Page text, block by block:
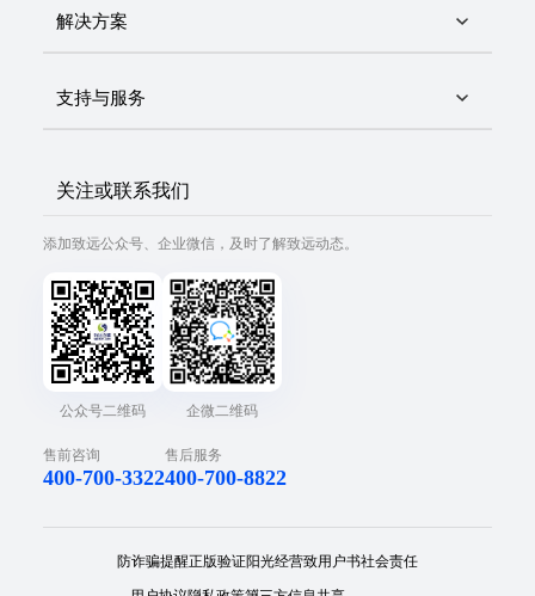
解决方案
支持与服务
关注或联系我们
添加致远公众号、企业微信，及时了解致远动态。
公众号二维码 企微二维码
售前咨询
400-700-3322
售后服务
400-700-8822
防诈骗提醒正版验证阳光经营致用户书社会责任